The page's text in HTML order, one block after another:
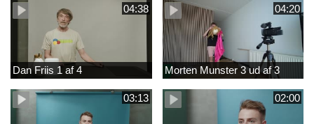
04:38
Dan Friis 1 af 4
04:20
Morten Munster 3 ud af 3
03:13 02:00